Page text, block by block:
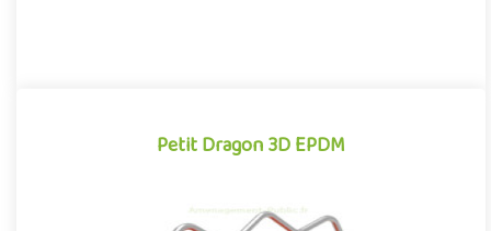
Petit Dragon 3D EPDM